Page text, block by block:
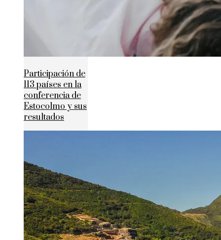
Participación de
113 países en la
conferencia de
Estocolmo y sus
resultados